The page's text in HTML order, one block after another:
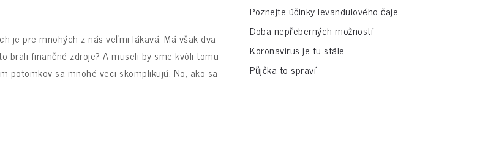
je pre mnohých z nás veľmi lákavá. Má však dva
brali finančné zdroje? A museli by sme kvôli tomu
potomkov sa mnohé veci skomplikujú. No, ako sa
Poznejte účinky levandulového čaje
Doba nepřeberných možností
Koronavirus je tu stále
Půjčka to spraví